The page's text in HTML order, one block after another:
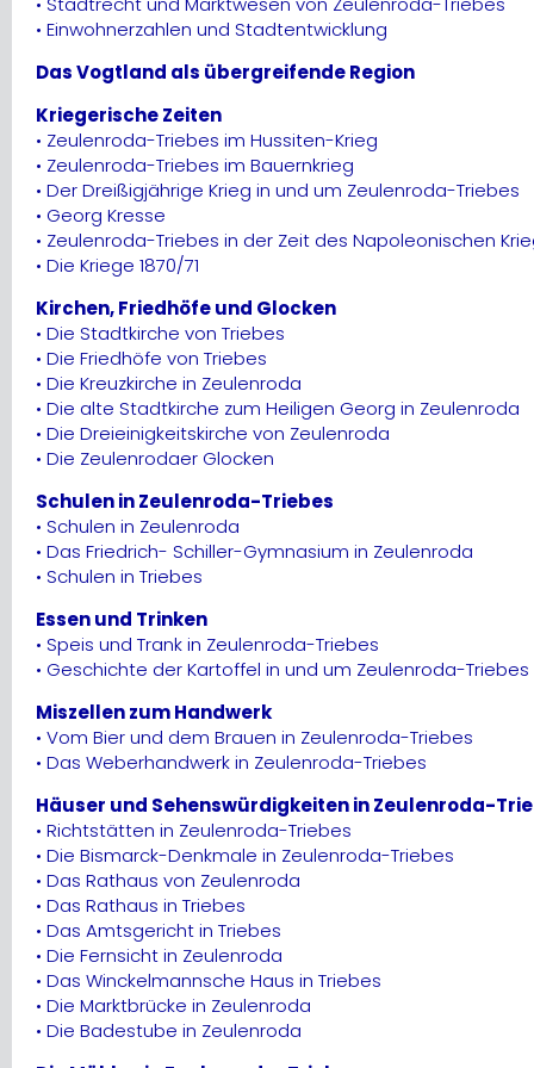
• Einwohnerzahlen und Stadtentwicklung
Das Vogtland als übergreifende Region
Kriegerische Zeiten
• Zeulenroda-Triebes im Hussiten-Krieg
• Zeulenroda-Triebes im Bauernkrieg
• Der Dreißigjährige Krieg in und um Zeulenroda-Triebes
• Georg Kresse
• Zeulenroda-Triebes in der Zeit des Napoleonischen
• Die Kriege 1870/71
Kirchen, Friedhöfe und Glocken
• Die Stadtkirche von Triebes
• Die Friedhöfe von Triebes
• Die Kreuzkirche in Zeulenroda
• Die alte Stadtkirche zum Heiligen Georg in Zeulenroda
• Die Dreieinigkeitskirche von Zeulenroda
• Die Zeulenrodaer Glocken
Schulen in Zeulenroda-Triebes
• Schulen in Zeulenroda
• Das Friedrich- Schiller-Gymnasium in Zeulenroda
• Schulen in Triebes
Essen und Trinken
• Speis und Trank in Zeulenroda-Triebes
• Geschichte der Kartoffel in und um Zeulenroda-Triebes
Miszellen zum Handwerk
• Vom Bier und dem Brauen in Zeulenroda-Triebes
• Das Weberhandwerk in Zeulenroda-Triebes
Häuser und Sehenswürdigkeiten in Zeulenroda-
• Richtstätten in Zeulenroda-Triebes
• Die Bismarck-Denkmale in Zeulenroda-Triebes
• Das Rathaus von Zeulenroda
• Das Rathaus in Triebes
• Das Amtsgericht in Triebes
• Die Fernsicht in Zeulenroda
• Das Winckelmannsche Haus in Triebes
• Die Marktbrücke in Zeulenroda
• Die Badestube in Zeulenroda